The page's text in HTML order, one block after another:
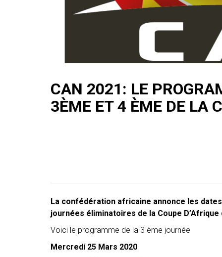
CAN 2021: LE
3ÈME ET 4 ÈME DE LA
La confédération africaine annonce les
journées éliminatoires de la Coupe D’Afrique
Voici le programme de la 3 ème journée
Mercredi 25 Mars 2020